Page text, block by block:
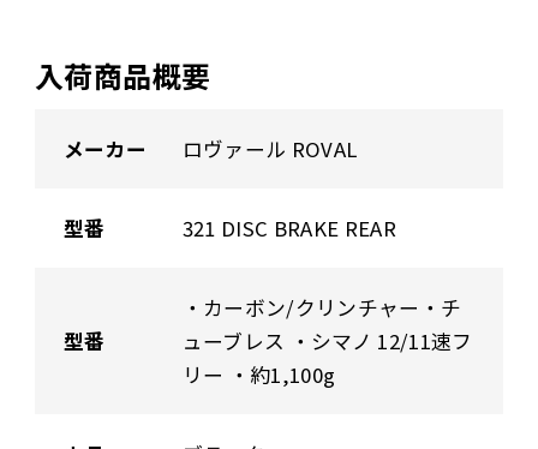
入荷商品概要
メーカー ロヴァール ROVAL
型番 321 DISC BRAKE REAR
型番
・カーボン/クリンチャー・チ
ューブレス ・シマノ 12/11速フ
リー ・約1,100g